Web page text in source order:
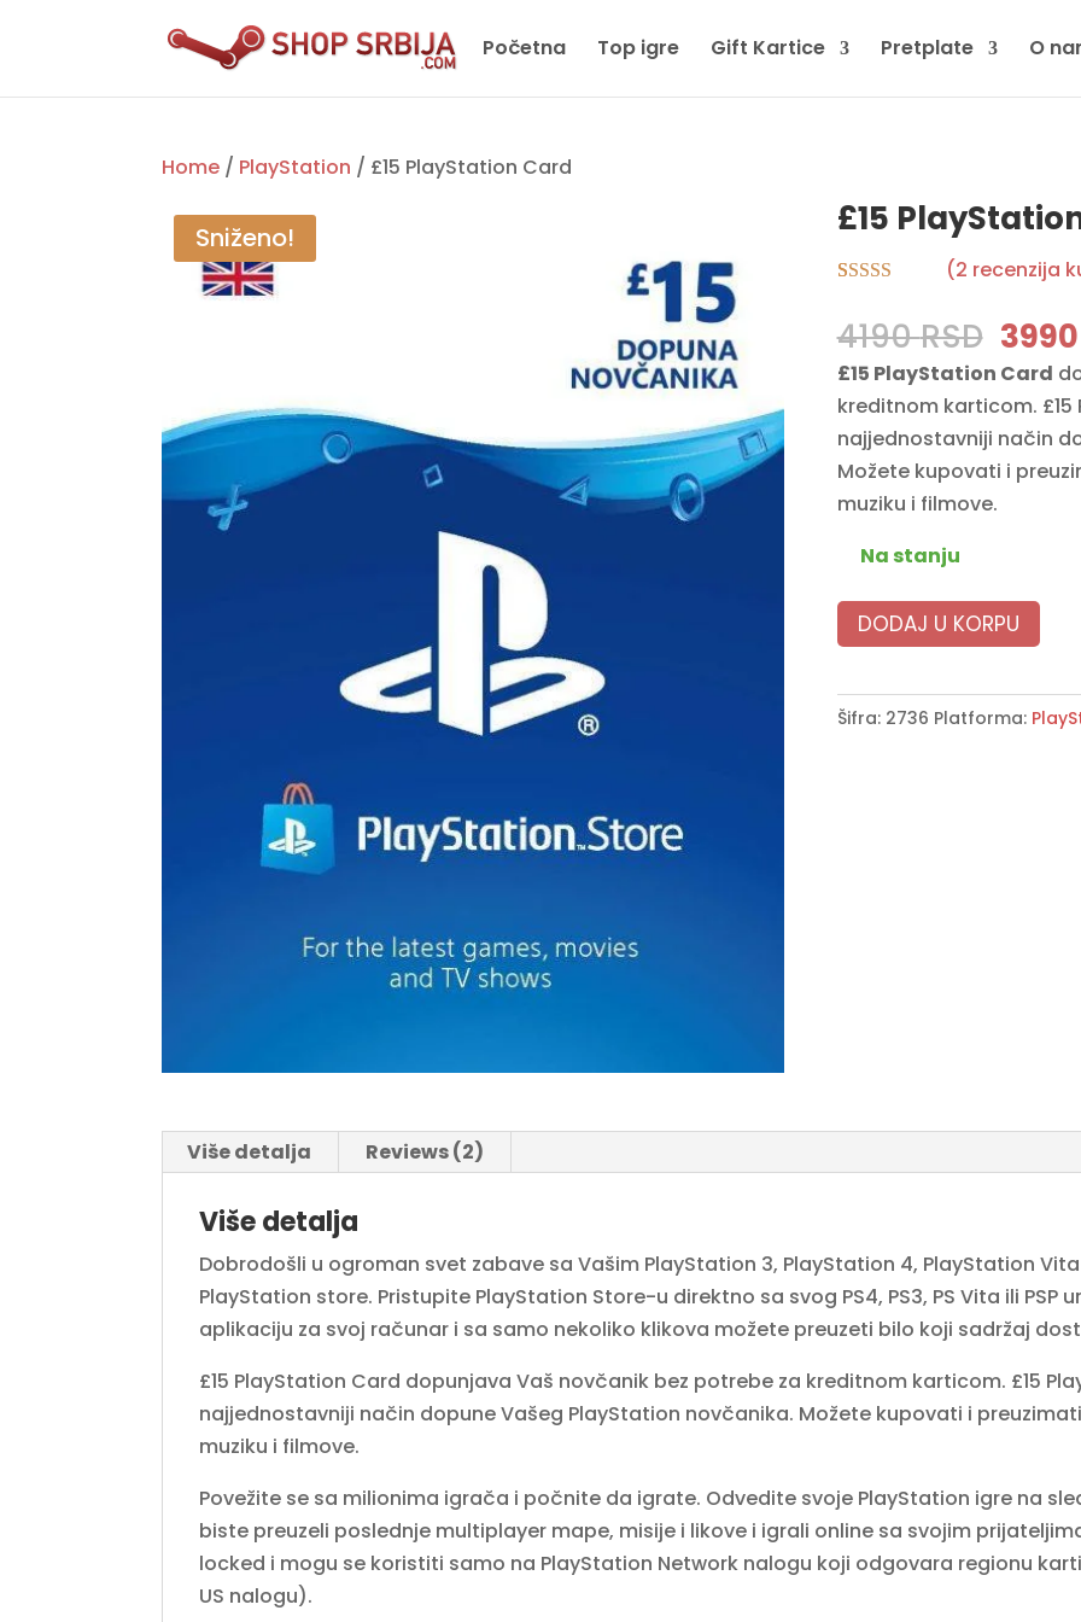
Početna Top igre Gift Kartice Pretplate O
Home / PlayStation / £15 PlayStation Card
Sniženo! £15
based on
ratings
(2 recenzija
4190RSD
price
was:
4190
3990
£15 PlayStation Card
kreditnom karticom.
najjednostavniji način
Možete kupovati i
muziku i filmove.
Na stanju
DODAJ U KORPU
Šifra: 2736 Platforma:
Više detalja Reviews (2)
Više detalja
Dobrodošli u ogroman svet zabave sa Vašim PlayStation 3, PlayStation 4, PlayStation
PlayStation store. Pristupite PlayStation Store-u direktno sa svog PS4, PS3, PS Vita ili PSP
aplikaciju za svoj računar i sa samo nekoliko klikova možete preuzeti bilo koji sadržaj
£15 PlayStation Card dopunjava Vaš novčanik bez potrebe za kreditnom karticom. £15
najjednostavniji način dopune Vašeg PlayStation novčanika. Možete kupovati i
muziku i filmove.
Povežite se sa milionima igrača i počnite da igrate. Odvedite svoje PlayStation igre na
biste preuzeli poslednje multiplayer mape, misije i likove i igrali online sa svojim
locked i mogu se koristiti samo na PlayStation Network nalogu koji odgovara regionu
US nalogu).